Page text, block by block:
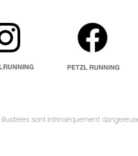
illustrées sont intrinsèquement